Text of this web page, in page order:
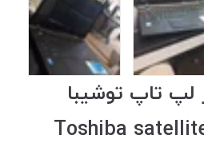
تاپ توشیبا
Toshiba